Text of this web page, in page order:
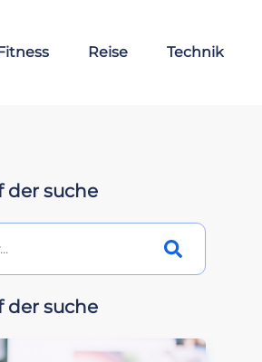
Reise Technik
der suche
der suche